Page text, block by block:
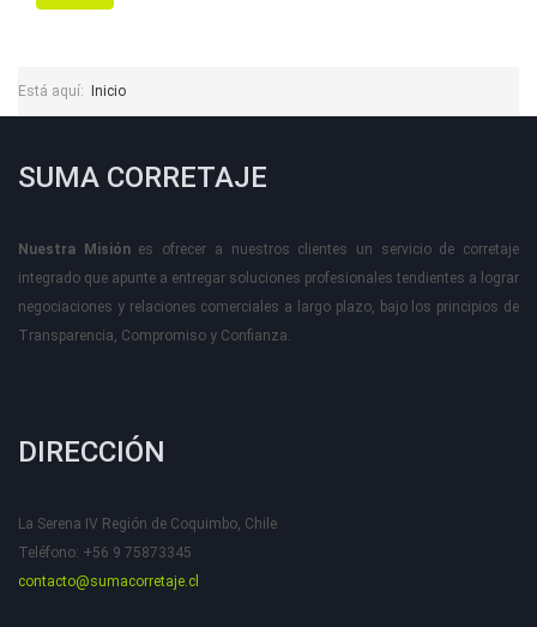
Está aquí: Inicio
SUMA CORRETAJE
Nuestra Misiónes ofrecer a nuestros clientes un servicio de corretaje
integrado que apunte a entregar soluciones profesionales tendientes a lograr
negociaciones y relaciones comerciales a largo plazo, bajo los principios de
Transparencia, Compromiso y Confianza.
DIRECCIÓN
La Serena IV Región de Coquimbo, Chile
Teléfono: +56 9 75873345
contacto@sumacorretaje.cl